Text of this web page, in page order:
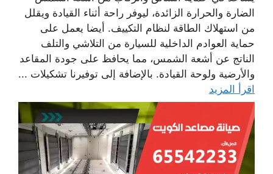
الضارة والحرارة الزائدة، ليوفر راحة أثناء القيادة ويقلل
من استهلاك الطاقة لنظام التكييف. أيضا يعمل على
حماية العوادم الداخلية للسيارة من التلاشي والتلف
الناتج عن أشعة الشمس، مما يحافظ على جودة المقاعد
والأرضية ولوحة القيادة. بالإضافة إلى توفيرنا تشكيلات ...
اقرأ المزيد